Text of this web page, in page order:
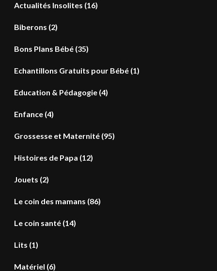
Actualités Insolites (16)
Biberons (2)
Bons Plans Bébé (35)
Echantillons Gratuits pour Bébé (1)
Education & Pédagogie (4)
Enfance (4)
Grossesse et Maternité (95)
Histoires de Papa (12)
Jouets (2)
Le coin des mamans (86)
Le coin santé (14)
Lits (1)
Matériel (6)